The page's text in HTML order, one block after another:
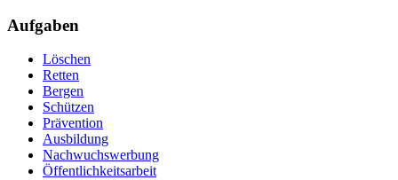
Aufgaben
Löschen
Retten
Bergen
Schützen
Prävention
Ausbildung
Nachwuchswerbung
Öffentlichkeitsarbeit